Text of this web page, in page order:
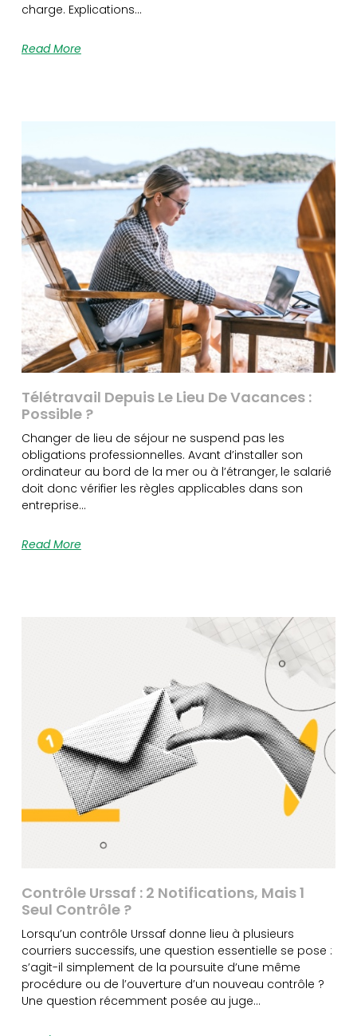
charge. Explications…
Read More
Télétravail Depuis Le Lieu De Vacances :
Possible ?
Changer de lieu de séjour ne suspend pas les
obligations professionnelles. Avant d’installer son
ordinateur au bord de la mer ou à l’étranger, le salarié
doit donc vérifier les règles applicables dans son
entreprise…
Read More
Contrôle Urssaf : 2 Notifications, Mais 1
Seul Contrôle ?
Lorsqu’un contrôle Urssaf donne lieu à plusieurs
courriers successifs, une question essentielle se pose :
s’agit-il simplement de la poursuite d’une même
procédure ou de l’ouverture d’un nouveau contrôle ?
Une question récemment posée au juge…